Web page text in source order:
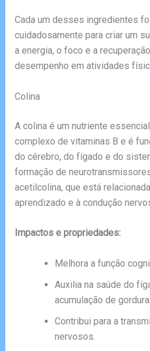
Cada um desses ingredientes
cuidadosamente para criar um
a energia, o foco e a
desempenho em atividades
Colina
A colina é um nutriente
complexo de vitaminas B e é
do cérebro, do fígado e do
formação de
acetilcolina, que está
aprendizado e à condução
Impactos e propriedades:
Melhora a função
Auxilia na saúde do
acumulação de gordura.
Contribui para a
nervosos.